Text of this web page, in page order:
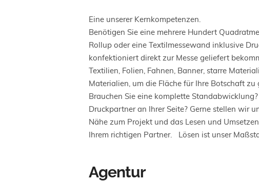
Eine unserer Kernkompetenzen.
Benötigen Sie eine mehrere Hundert
Rollup oder eine Textilmessewand inklusive
konfektioniert direkt zur Messe geliefert
Textilien, Folien, Fahnen, Banner, starre
Materialien, um die Fläche für Ihre Botschaft
Brauchen Sie eine komplette
Druckpartner an Ihrer Seite? Gerne stellen wir
Nähe zum Projekt und das Lesen und
Ihrem richtigen Partner. Lösen ist unser
Agentur